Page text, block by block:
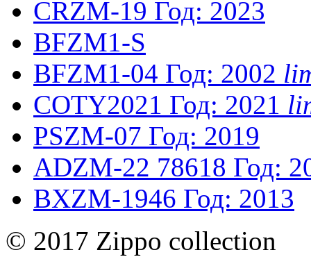
CRZM-19 Год: 2023
BFZM1-S
BFZM1-04 Год: 2002
COTY2021 Год: 2021
PSZM-07 Год: 2019
ADZM-22 78618 Год:
BXZM-1946 Год: 2013
© 2017 Zippo collection